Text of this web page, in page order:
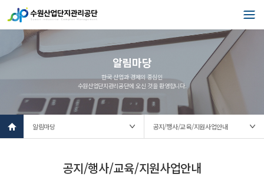
알림마당
한국 산업과 경제의 중심인
수원산업단지관리공단에 오신 것을 환영합니다.
c
공지/행사/교육/지원사업안내